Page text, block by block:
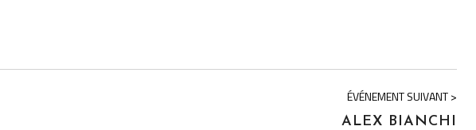
ÉVÉNEMENT SUIVANT >
ALEX BIANCHI